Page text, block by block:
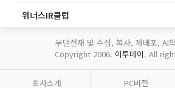
위너스IR클럽
무단전재 및 수집, 복사, 재배포, AI
Copyright 2006. 이투데이. All
회사소개 PC버전